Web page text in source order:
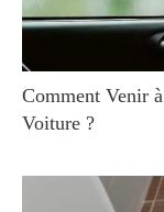
Comment Venir
Voiture ?